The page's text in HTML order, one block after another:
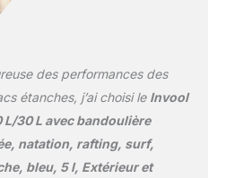
déchirures et à
l'abrasion. Quelles que
soient les conditions,
notre ensemble de sacs
étanches assure une
protection complète de
des performances des
étanches, j’ai choisi le Invool
L/30 L avec bandoulière
natation, rafting, surf,
bleu, 5 l, Extérieur et